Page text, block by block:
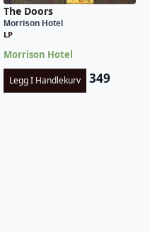
The Doors
Morrison Hotel
LP
Morrison Hotel
Legg I Handlekurv 349